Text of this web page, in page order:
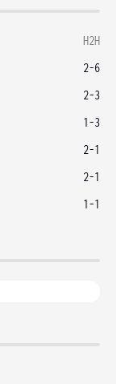
H2H
2-6
2-3
1-3
2-1
2-1
1-1